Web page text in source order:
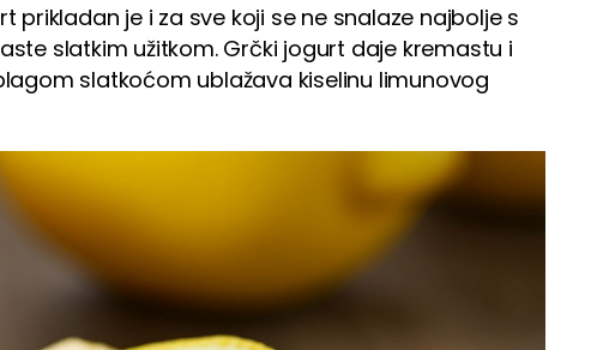
prikladan je i za sve koji se ne snalaze najbolje s
slatkim užitkom. Grčki jogurt daje kremastu i
slatkoćom ublažava kiselinu limunovog